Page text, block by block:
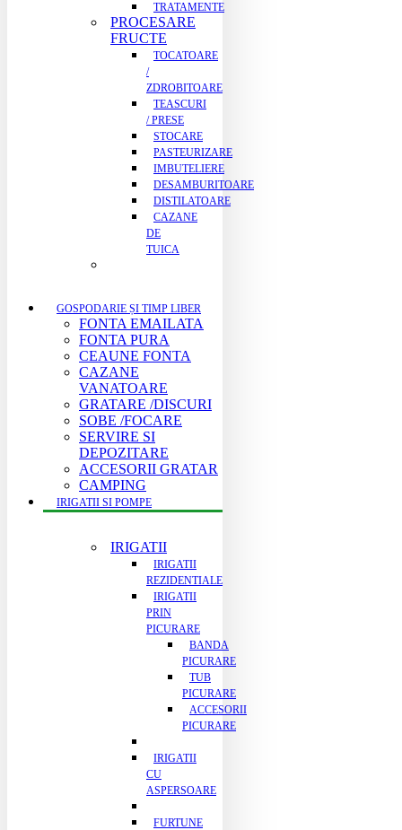
TRATAMENTE
PROCESARE
FRUCTE
TOCATOARE
/
ZDROBITOARE
TEASCURI
/ PRESE
STOCARE
PASTEURIZARE
IMBUTELIERE
DESAMBURITOARE
DISTILATOARE
CAZANE
DE
TUICA
GOSPODARIE ȘI TIMP LIBER
FONTA EMAILATA
FONTA PURA
CEAUNE FONTA
CAZANE
VANATOARE
GRATARE /DISCURI
SOBE /FOCARE
SERVIRE SI
DEPOZITARE
ACCESORII GRATAR
CAMPING
IRIGATII SI POMPE
IRIGATII
IRIGATII
REZIDENTIALE
IRIGATII
PRIN
PICURARE
BANDA
PICURARE
TUB
PICURARE
ACCESORII
PICURARE
IRIGATII
CU
ASPERSOARE
FURTUNE